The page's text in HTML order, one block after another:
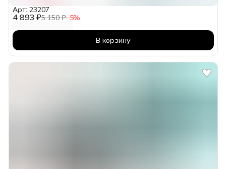
4 893 ₽5 150 ₽−5%
Арт: 23207
В корзину